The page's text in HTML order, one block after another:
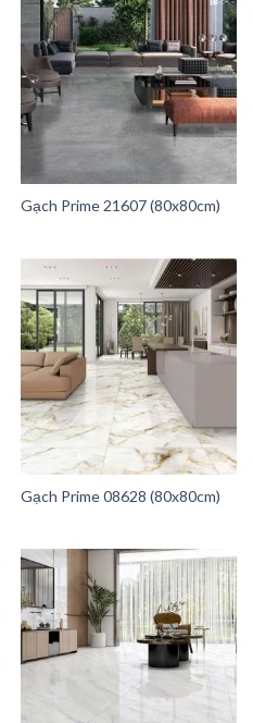
Gạch Prime 21607 (80x80cm)
Gạch Prime 08628 (80x80cm)